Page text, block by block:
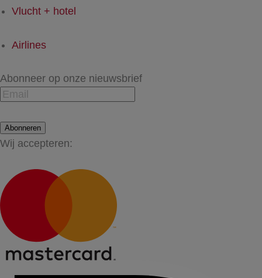
Vlucht + hotel
Airlines
Abonneer op onze nieuwsbrief
Abonneren
Wij accepteren: